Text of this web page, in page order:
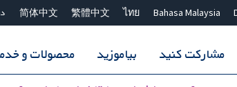
Bahasa Malaysia
ไทย
繁體中文
简体中文
مشارکت کنید بیاموزید محصولات و